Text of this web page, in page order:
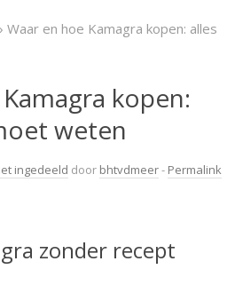
Waar en hoe Kamagra kopen: alles
kopen:
weten
ingedeeld door bhtvdmeer- Permalink
zonder recept